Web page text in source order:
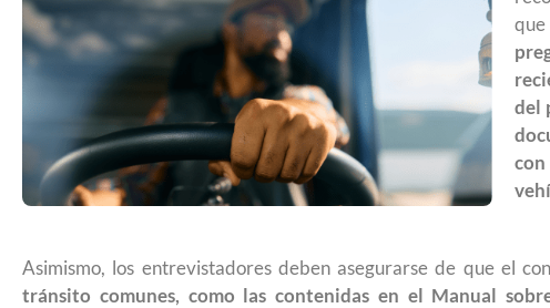
del
Asimismo, los entrevistadores deben asegurarse de que el
tránsito comunes, como las contenidas en el Manual
¿Cómo inscribirse a Jóvenes Construyendo
Futuro para capacitarse al regresar a